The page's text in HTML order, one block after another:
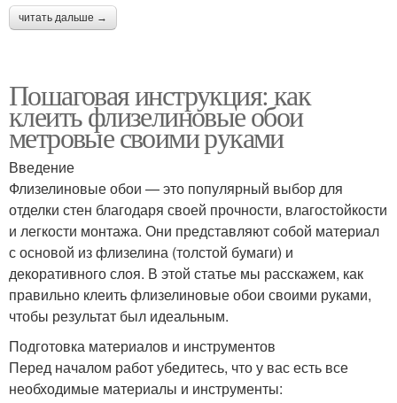
читать дальше →
Пошаговая инструкция: как
клеить флизелиновые обои
метровые своими руками
Введение
Флизелиновые обои — это популярный выбор для
отделки стен благодаря своей прочности, влагостойкости
и легкости монтажа. Они представляют собой материал
с основой из флизелина (толстой бумаги) и
декоративного слоя. В этой статье мы расскажем, как
правильно клеить флизелиновые обои своими руками,
чтобы результат был идеальным.
Подготовка материалов и инструментов
Перед началом работ убедитесь, что у вас есть все
необходимые материалы и инструменты: